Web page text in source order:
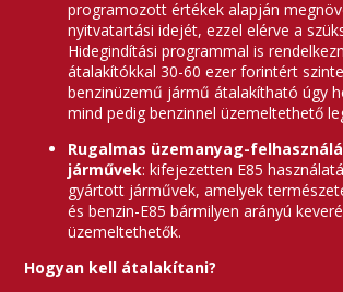
programozott értékek alapján
nyitvatartási idejét, ezzel elérve a
Hidegindítási programmal is
átalakítókkal 30-60 ezer forintért
benzinüzemű jármű átalakítható úgy
mind pedig benzinnel üzemeltethető
Rugalmas üzemanyag-
járművek: kifejezetten E85
gyártott járművek, amelyek
és benzin-E85 bármilyen arányú
üzemeltethetők.
Hogyan kell átalakítani?